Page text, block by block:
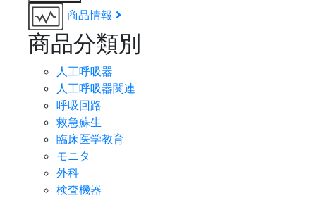
商品情報
商品分類別
人工呼吸器
人工呼吸器関連
呼吸回路
救急蘇生
臨床医学教育
モニタ
外科
検査機器